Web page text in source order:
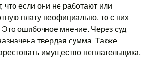
если они не работают или
плату неофициально, то с них
Это ошибочное мнение. Через суд
твердая сумма. Также
имущество неплательщика,